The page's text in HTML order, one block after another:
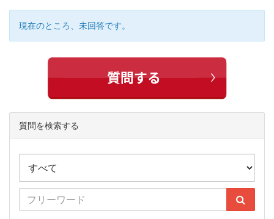
現在のところ、未回答です。
質問を検索する